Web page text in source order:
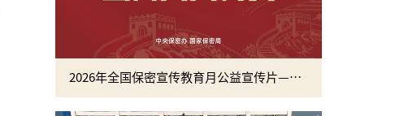
2026年全国保密宣传教育月公益宣传片—方寸之间